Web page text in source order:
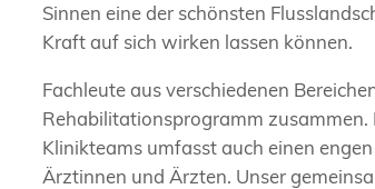
Sinnen eine der schönsten
Kraft auf sich wirken lassen können.
Fachleute aus verschiedenen
Rehabilitationsprogramm
Klinikteams umfasst auch einen
Ärztinnen und Ärzten. Unser